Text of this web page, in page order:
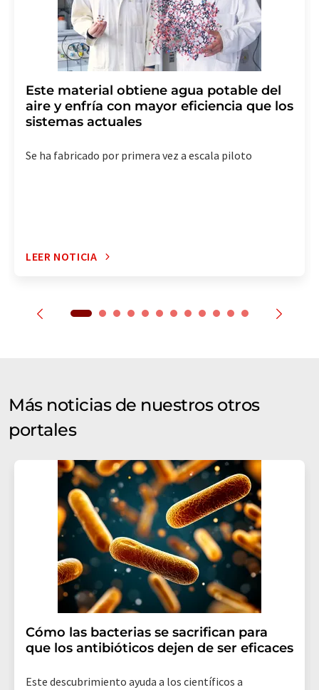
suscripción al boletín informativo correspondiente.
Este material obtiene agua potable del
aire y enfría con mayor eficiencia que los
sistemas actuales
Se ha fabricado por primera vez a escala piloto
LEER NOTICIA
Más noticias de nuestros otros
portales
Cómo las bacterias se sacrifican para
que los antibióticos dejen de ser eficaces
Este descubrimiento ayuda a los científicos a